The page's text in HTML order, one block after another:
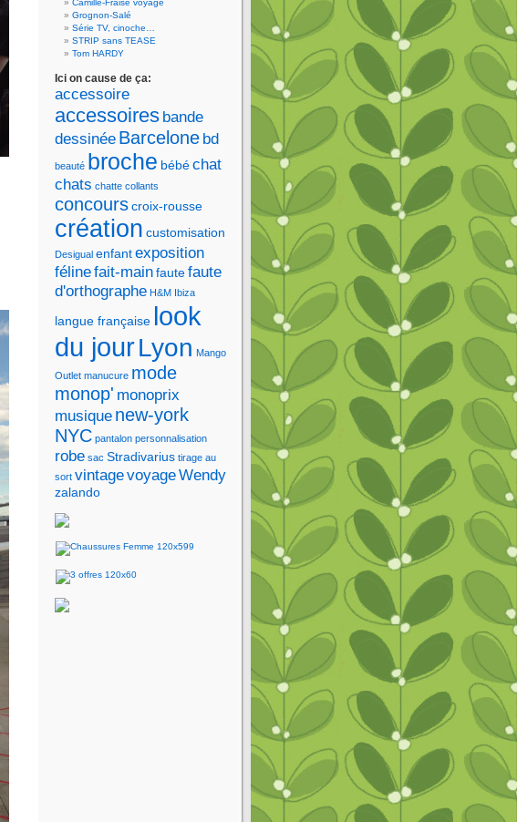
Camille-Fraise voyage
Grognon-Salé
Série TV, cinoche…
STRIP sans TEASE
Tom HARDY
Ici on cause de ça:
accessoire
accessoires bande
dessinée Barcelone bd
beauté broche bébéchat
chats chatte collants
concourscroix-rousse
création customisation
Desigual enfantexposition
félinefait-mainfautefaute
d'orthographe H&M Ibiza
langue française look
du jourLyon Mango
Outlet manucure mode
monop' monoprix
musique new-york
NYC pantalon personnalisation
robe sac Stradivarius tirage au
sort vintagevoyageWendy
zalando